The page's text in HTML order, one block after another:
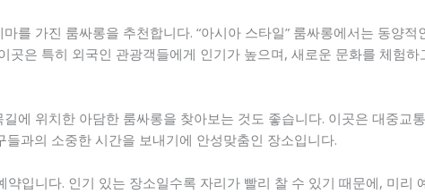
를 가진 룸싸롱을 추천합니다. “아시아 스타일” 룸싸롱에서는 동양
곳은 특히 외국인 관광객들에게 인기가 높으며, 새로운 문화를 체험
에 위치한 아담한 룸싸롱을 찾아보는 것도 좋습니다. 이곳은 대중교
과의 소중한 시간을 보내기에 안성맞춤인 장소입니다.
입니다. 인기 있는 장소일수록 자리가 빨리 찰 수 있기 때문에, 미리